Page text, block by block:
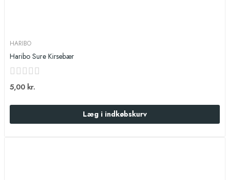
HARIBO
Haribo Sure Kirsebær
5,00 kr.
Læg i indkøbskurv